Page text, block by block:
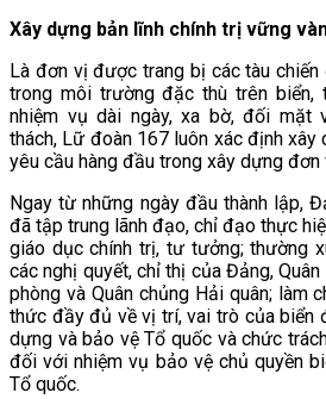
Xây dựng bản lĩnh chính trị vững
Là đơn vị được trang bị các tàu
trong môi trường đặc thù trên biển,
nhiệm vụ dài ngày, xa bờ, đối mặt
thách, Lữ đoàn 167 luôn xác định xây
yêu cầu hàng đầu trong xây dựng đơn
Ngay từ những ngày đầu thành lập,
đã tập trung lãnh đạo, chỉ đạo thực
giáo dục chính trị, tư tưởng; thường
các nghị quyết, chỉ thị của Đảng,
phòng và Quân chủng Hải quân; làm
thức đầy đủ về vị trí, vai trò của biển
dựng và bảo vệ Tổ quốc và chức
đối với nhiệm vụ bảo vệ chủ quyền
Tổ quốc.